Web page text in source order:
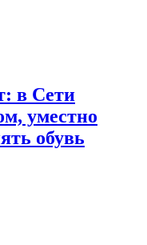
в Сети
уместно
обувь